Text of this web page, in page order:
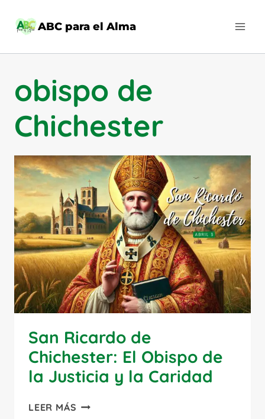
ABC para el Alma
obispo de
Chichester
San Ricardo de
Chichester: El Obispo de
la Justicia y la Caridad
LEER MÁS SAN